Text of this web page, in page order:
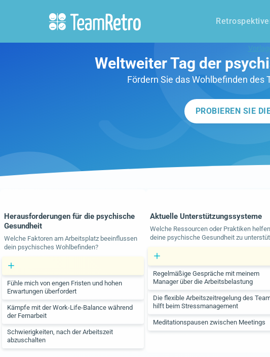
Weltweiter Tag der
Fördern Sie das Wohlbefinden
PROBIEREN SIE
Herausforderungen für die psychische
Gesundheit
Welche Faktoren am Arbeitsplatz beeinflussen
dein psychisches Wohlbefinden?
Fühle mich von engen Fristen und hohen
Erwartungen überfordert
Kämpfe mit der Work-Life-Balance während
der Fernarbeit
Schwierigkeiten, nach der Arbeitszeit
abzuschalten
Aktuelle Unterstützungssysteme
Welche Ressourcen oder Praktiken
deine psychische Gesundheit zu
Regelmäßige Gespräche mit meinem
Manager über die Arbeitsbelastung
Die flexible Arbeitszeitregelung des
hilft beim Stressmanagement
Meditationspausen zwischen Meetings